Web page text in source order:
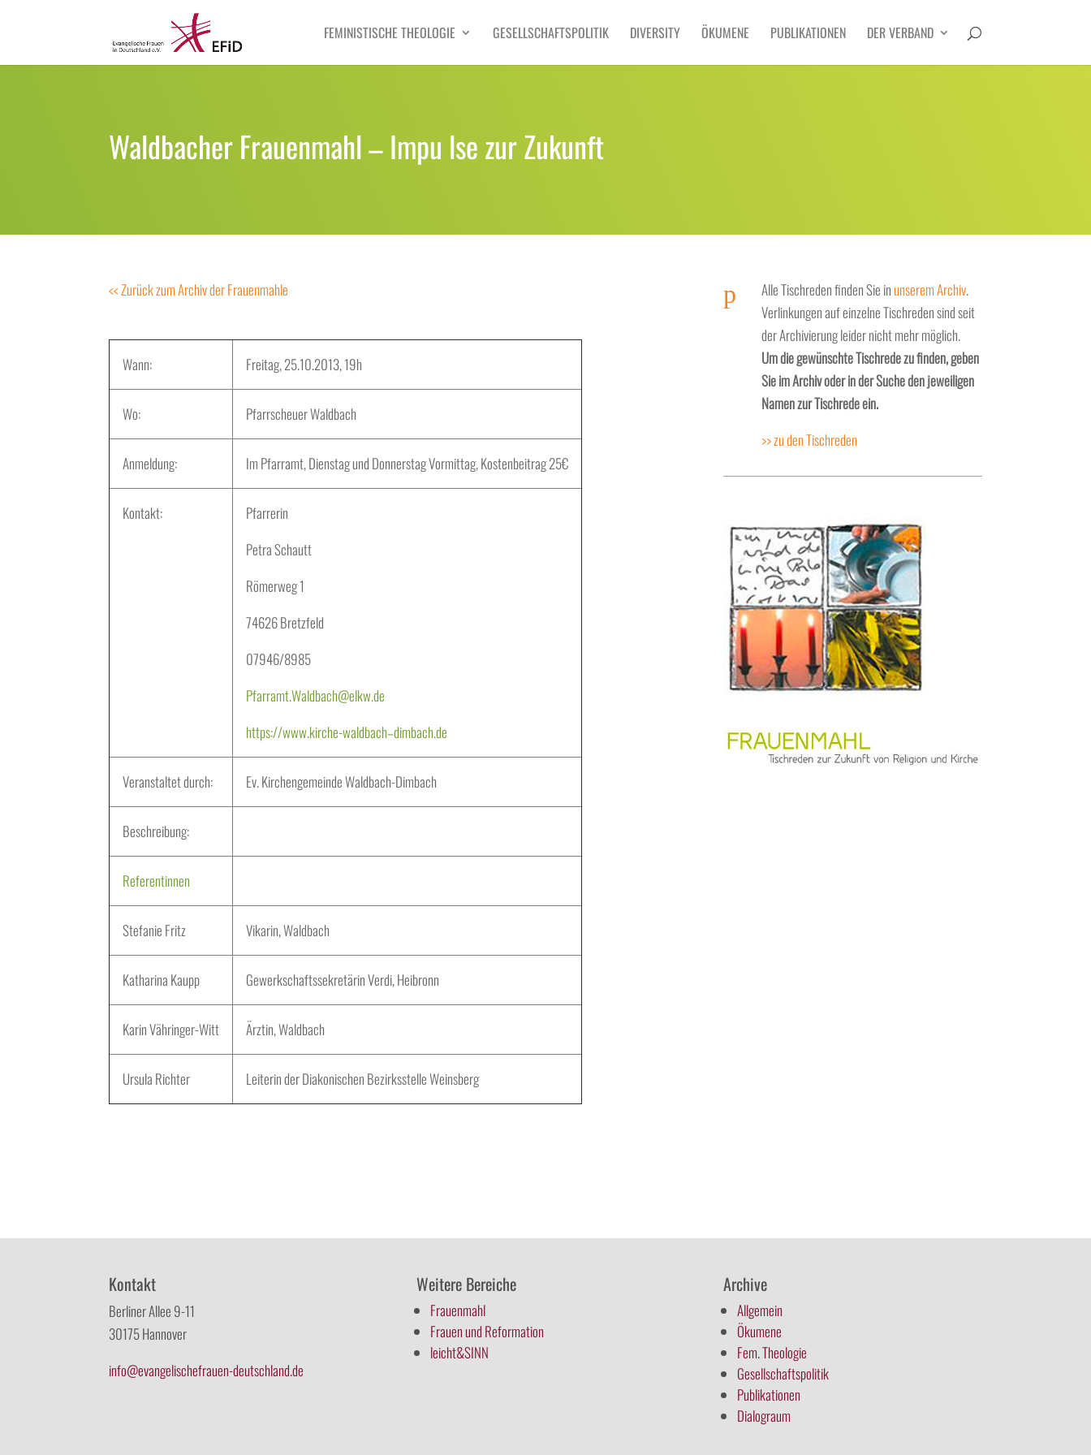
FEMINISTISCHE THEOLOGIE GESELLSCHAFTSPOLITIK DIVERSITY ÖKUMENE PUBLIKATIONEN DER VERBAND
Waldbacher Frauenmahl – Impu lse zur Zukunft
<< Zurück zum Archiv der Frauenmahle
Wann: Freitag, 25.10.2013, 19h
Wo: Pfarrscheuer Waldbach
Anmeldung: Im Pfarramt, Dienstag und Donnerstag Vormittag, Kostenbeitrag 25€
Kontakt:
Pfarrerin
Petra Schautt
Römerweg 1
74626 Bretzfeld
07946/8985
Pfarramt.Waldbach@elkw.de
https://www.kirche-waldbach–dimbach.de
Veranstaltet durch: Ev. KirchengemeindeWaldbach-Dimbach
Beschreibung:
Referentinnen
Stefanie Fritz Vikarin, Waldbach
Katharina Kaupp Gewerkschaftssekretärin Verdi, Heibronn
Karin Vähringer-Witt Ärztin, Waldbach
Ursula Richter Leiterin der Diakonischen Bezirksstelle Weinsberg
p Alle Tischreden finden Sie inunserem Archiv.
Verlinkungen auf einzelne Tischreden sind seit
der Archivierung leider nicht mehr möglich.
Um die gewünschte Tischrede zu finden, geben
Sie im Archiv oder in der Suche den jeweiligen
Namen zur Tischrede ein.
>> zu den Tischreden
Kontakt
Berliner Allee 9-11
30175 Hannover
info@evangelischefrauen-deutschland.de
Weitere Bereiche
Frauenmahl
Frauen und Reformation
leicht&SINN
Archive
Allgemein
Ökumene
Fem. Theologie
Gesellschaftspolitik
Publikationen
Dialograum